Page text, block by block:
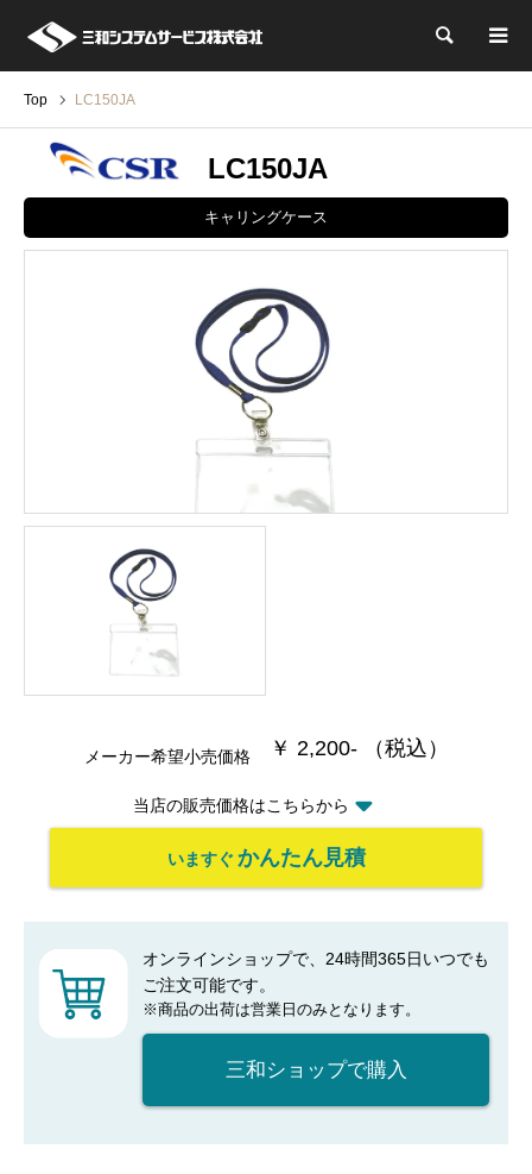
検索
Top LC150JA
LC150JA
キャリングケース
メーカー希望小売価格 ￥ 2,200- （税込）
当店の販売価格はこちらから
いますぐ かんたん見積
オンラインショップで、24時間365日いつでも
ご注文可能です。
※商品の出荷は営業日のみとなります。
三和ショップで購入